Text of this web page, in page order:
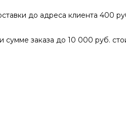
до адреса клиента 400
заказа до 10 000 руб.